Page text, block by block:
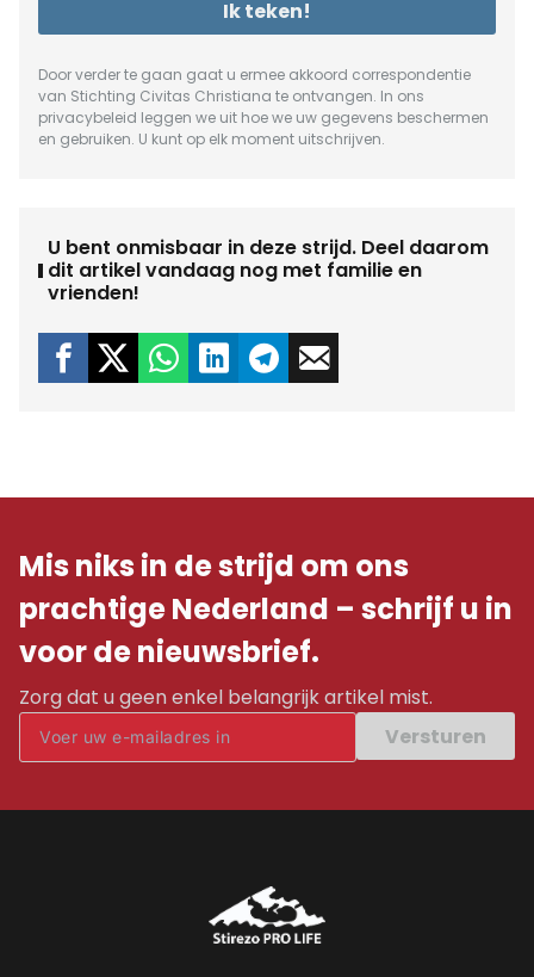
Ik teken!
Door verder te gaan gaat u ermee akkoord correspondentie
van Stichting Civitas Christiana te ontvangen. In ons
privacybeleid leggen we uit hoe we uw gegevens beschermen
en gebruiken. U kunt op elk moment uitschrijven.
U bent onmisbaar in deze strijd. Deel daarom
dit artikel vandaag nog met familie en
vrienden!
Mis niks in de strijd om ons
prachtige Nederland – schrijf u in
voor de nieuwsbrief.
Zorg dat u geen enkel belangrijk artikel mist.
Versturen